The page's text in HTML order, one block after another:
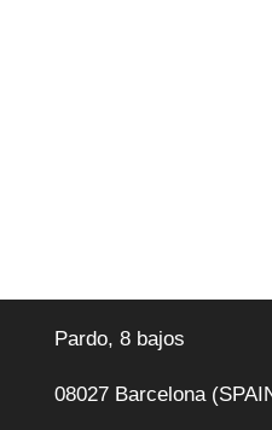
Pardo, 8 bajos
08027 Barcelona